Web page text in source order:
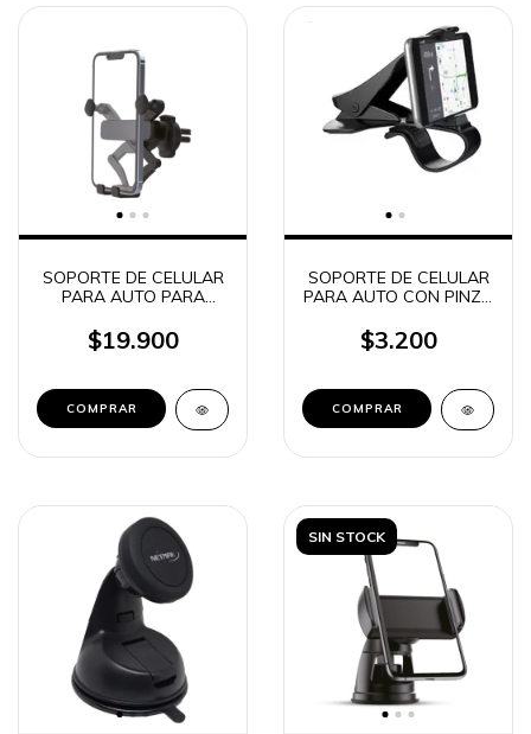
SOPORTE DE CELULAR
PARA AUTO PARA
Q500
$19.900
SOPORTE DE CELULAR
PARA AUTO CON PINZA
$3.200
SIN STOCK